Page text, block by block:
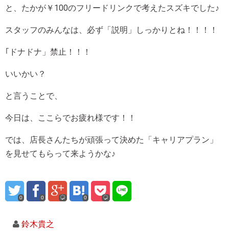
と、たかが￥100のフリードリンクで考えたスズキでした♪
スタッフのみんなは、必ず「説明」しっかりとね！！！！
｢ドナドナ」禁止！！！
いいかい？
と言うことで、
今日は、ここらでお疲れ様です！！
では、店長さんたちが頑張って決めた「キャリアプラン」
を見せてもらって来ようかな♪
0 0 0
鈴木貴之